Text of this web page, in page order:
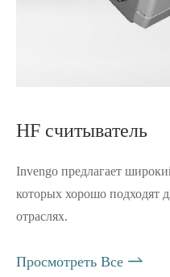
HF считыватель
Invengo предлагает
которых хорошо подходят
отраслях.
Просмотреть Все 